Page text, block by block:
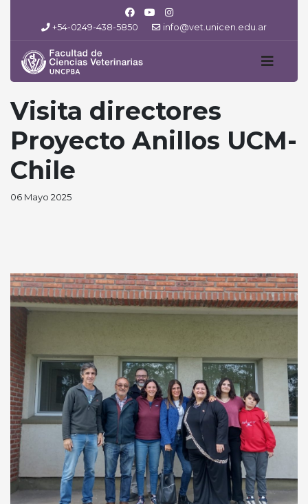
+54-0249-438-5850 info@vet.unicen.edu.ar
Visita directores
Proyecto Anillos UCM-
Chile
06 Mayo 2025